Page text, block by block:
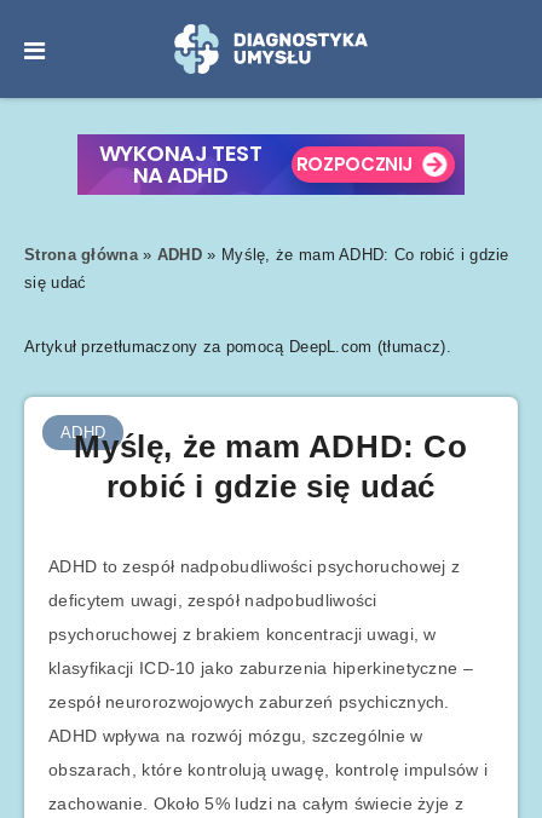
Strona główna» ADHD » Myślę, że mam ADHD: Co robić i gdzie
się udać
Artykuł przetłumaczony za pomocą DeepL.com (tłumacz).
ADHD
Myślę, że mam ADHD: Co
robić i gdzie się udać
ADHD to zespół nadpobudliwości psychoruchowej z
deficytem uwagi, zespół nadpobudliwości
psychoruchowej z brakiem koncentracji uwagi, w
klasyfikacji ICD-10 jako zaburzenia hiperkinetyczne –
zespół neurorozwojowych zaburzeń psychicznych.
ADHD wpływa na rozwój mózgu, szczególnie w
obszarach, które kontrolują uwagę, kontrolę impulsów i
zachowanie. Około 5% ludzi na całym świecie żyje z